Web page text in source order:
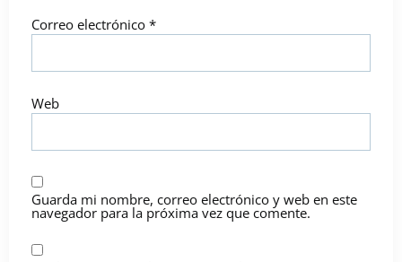
Correo electrónico *
Web
Guarda mi nombre, correo electrónico y web en este
navegador para la próxima vez que comente.